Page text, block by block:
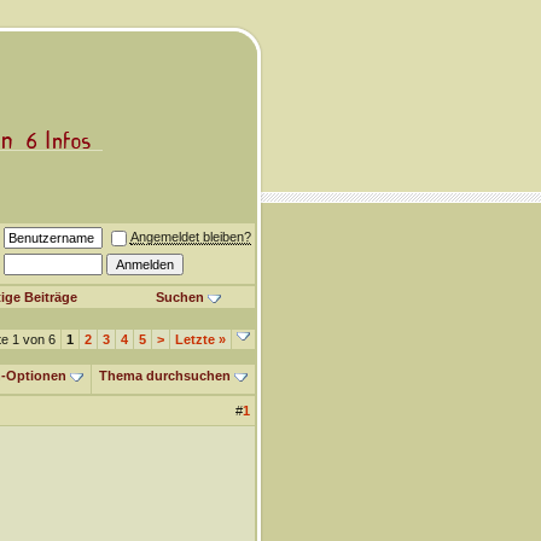
Angemeldet bleiben?
Beiträge Suchen
1 von 6 1 2 3 4 5 > Letzte »
Optionen Thema durchsuchen
#1